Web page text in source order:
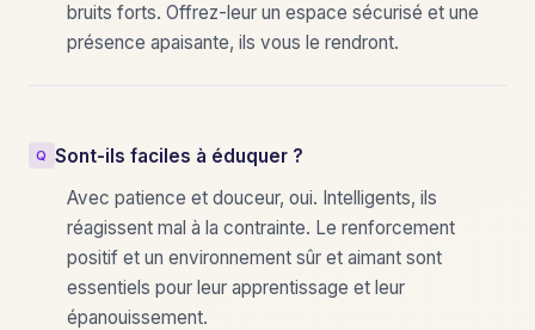
bruits forts. Offrez-leur un espace sécurisé et une
présence apaisante, ils vous le rendront.
Sont-ils faciles à éduquer ?
Avec patience et douceur, oui. Intelligents, ils
réagissent mal à la contrainte. Le renforcement
positif et un environnement sûr et aimant sont
essentiels pour leur apprentissage et leur
épanouissement.